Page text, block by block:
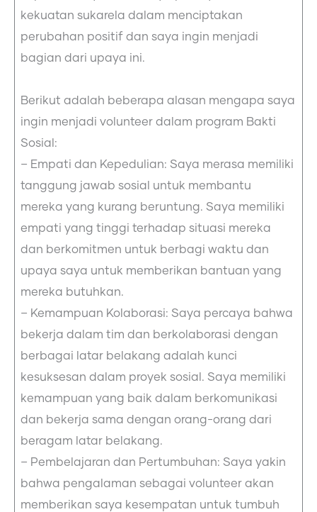
kekuatan sukarela dalam menciptakan
perubahan positif dan saya ingin menjadi
bagian dari upaya ini.
Berikut adalah beberapa alasan mengapa saya
ingin menjadi volunteer dalam program Bakti
Sosial:
– Empati dan Kepedulian: Saya merasa memiliki
tanggung jawab sosial untuk membantu
mereka yang kurang beruntung. Saya memiliki
empati yang tinggi terhadap situasi mereka
dan berkomitmen untuk berbagi waktu dan
upaya saya untuk memberikan bantuan yang
mereka butuhkan.
– Kemampuan Kolaborasi: Saya percaya bahwa
bekerja dalam tim dan berkolaborasi dengan
berbagai latar belakang adalah kunci
kesuksesan dalam proyek sosial. Saya memiliki
kemampuan yang baik dalam berkomunikasi
dan bekerja sama dengan orang-orang dari
beragam latar belakang.
– Pembelajaran dan Pertumbuhan: Saya yakin
bahwa pengalaman sebagai volunteer akan
memberikan saya kesempatan untuk tumbuh